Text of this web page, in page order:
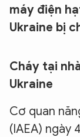
máy điện
Ukraine bị
Cháy tại
Ukraine
Cơ quan
(IAEA) ngày